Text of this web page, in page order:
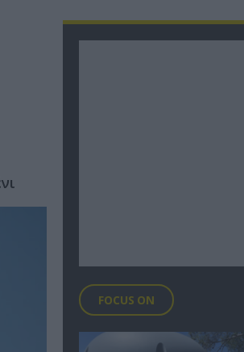
FOCUS ON